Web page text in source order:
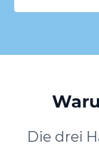
Die drei